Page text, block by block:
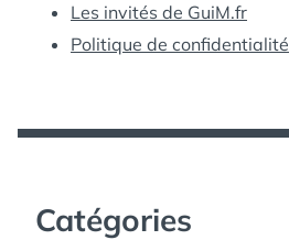
Les invités de GuiM.fr
Politique de confidentialité
Catégories